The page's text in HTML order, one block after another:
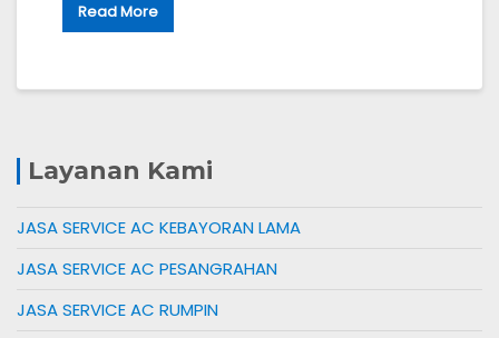
Read More
Layanan Kami
JASA SERVICE AC KEBAYORAN LAMA
JASA SERVICE AC PESANGRAHAN
JASA SERVICE AC RUMPIN